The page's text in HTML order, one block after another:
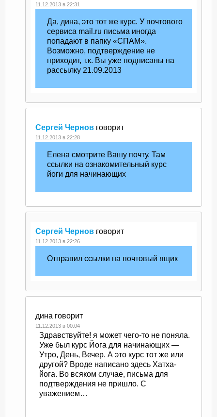
11.12.2013 в 22:31
Да, дина, это тот же курс. У почтового
сервиса mail.ru письма иногда
попадают в папку «СПАМ».
Возможно, подтверждение не
приходит, т.к. Вы уже подписаны на
рассылку 21.09.2013
Сергей Чернов говорит
11.12.2013 в 22:28
Елена смотрите Вашу почту. Там
ссылки на ознакомительный курс
йоги для начинающих
Сергей Чернов говорит
11.12.2013 в 22:26
Отправил ссылки на почтовый ящик
дина говорит
11.12.2013 в 00:04
Здравствуйте! я может чего-то не поняла.
Уже был курс Йога для начинающих —
Утро, День, Вечер. А это курс тот же или
другой? Вроде написано здесь Хатха-
йога. Во всяком случае, письма для
подтверждения не пришло. С
уважением…